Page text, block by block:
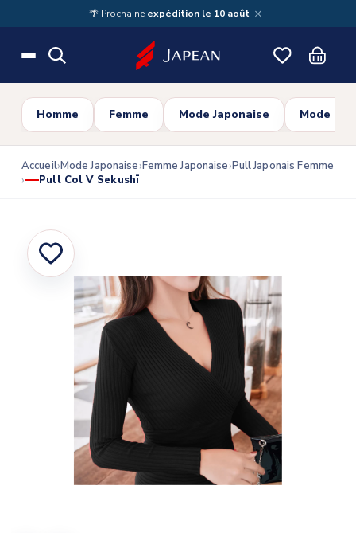
Skip to main content🌴 Prochaine expédition le 10 août ×
Homme Femme Mode Japonaise Mode
Accueil Mode Japonaise Femme Japonaise Pull Japonais Femme
Pull Col V Sekushī